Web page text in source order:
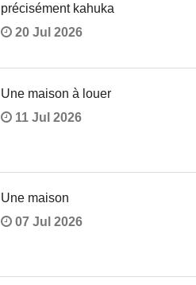
précisément kahuka
20 Jul 2026
Une maison à louer
11 Jul 2026
Une maison
07 Jul 2026